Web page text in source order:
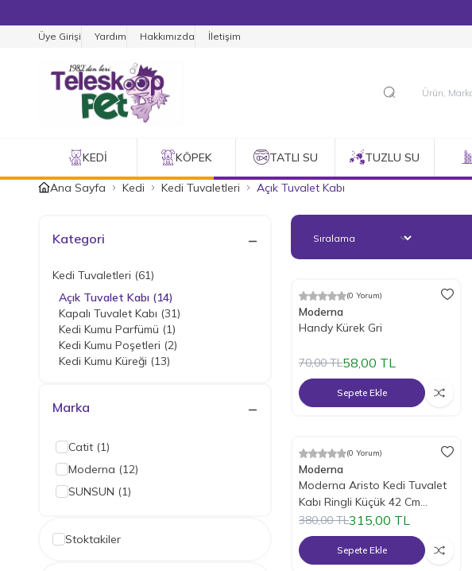
Üye Girişi Yardım Hakkımızda İletişim
KEDI KÖPEK TATLI SU TUZLU SU
Ana Sayfa Kedi Kedi Tuvaletleri Açık Tuvalet Kabı
Kategori
Kedi Tuvaletleri (61)
Açık Tuvalet Kabı (14)
Kapalı Tuvalet Kabı (31)
Kedi Kumu Parfümü (1)
Kedi Kumu Poşetleri (2)
Kedi Kumu Küreği (13)
Marka
Catit (1)
Moderna (12)
SUNSUN (1)
Stoktakiler
%17İndirim(0 Yorum)
Moderna
Handy Kürek Gri
70,00TL58,00 TL
Sepete Ekle
%17İndirim(0 Yorum)
Moderna
Moderna Aristo Kedi Tuvalet
Kabı Ringli Küçük 42 Cm
Lacivert
380,00TL315,00 TL
Sepete Ekle